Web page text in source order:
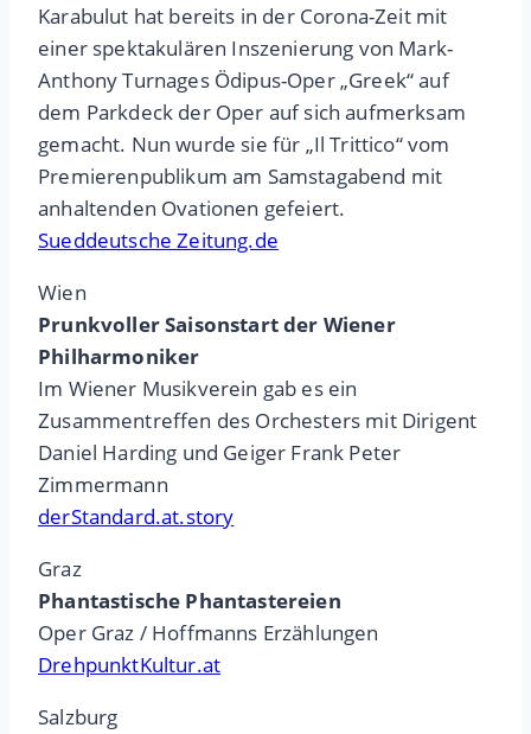
Karabulut hat bereits in der Corona-Zeit mit
einer spektakulären Inszenierung von Mark-
Anthony Turnages Ödipus-Oper „Greek“ auf
dem Parkdeck der Oper auf sich aufmerksam
gemacht. Nun wurde sie für „Il Trittico“ vom
Premierenpublikum am Samstagabend mit
anhaltenden Ovationen gefeiert.
Sueddeutsche Zeitung.de
Wien
Prunkvoller Saisonstart der Wiener
Philharmoniker
Im Wiener Musikverein gab es ein
Zusammentreffen des Orchesters mit Dirigent
Daniel Harding und Geiger Frank Peter
Zimmermann
derStandard.at.story
Graz
Phantastische Phantastereien
Oper Graz / Hoffmanns Erzählungen
DrehpunktKultur.at
Salzburg